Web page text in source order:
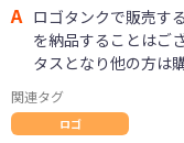
A ロゴタンクで販売す
を納品することはご
タスとなり他の方は
関連タグ
ロゴ